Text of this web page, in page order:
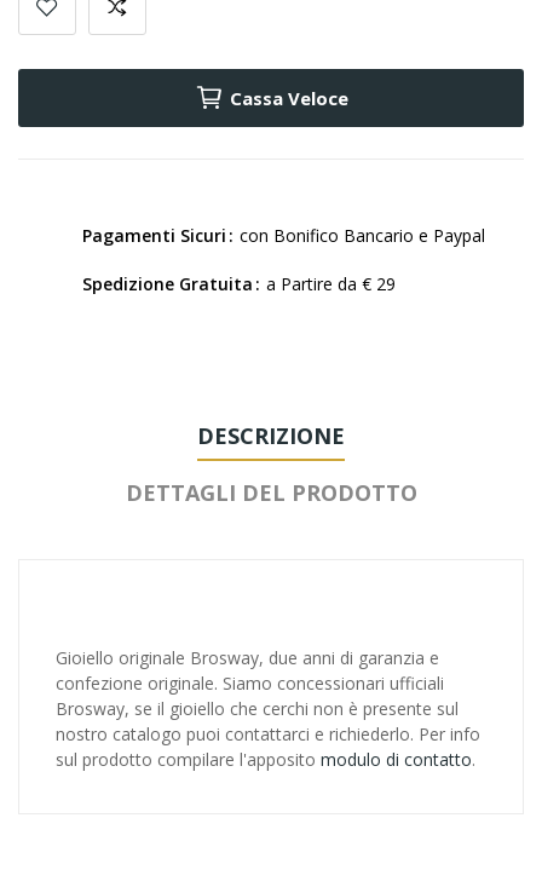
Cassa Veloce
Pagamenti Sicuri con Bonifico Bancario e Paypal
Spedizione Gratuita a Partire da € 29
DESCRIZIONE
DETTAGLI DEL PRODOTTO
Gioiello originale Brosway, due anni di garanzia e
confezione originale. Siamo concessionari ufficiali
Brosway, se il gioiello che cerchi non è presente sul
nostro catalogo puoi contattarci e richiederlo. Per info
sul prodotto compilare l'apposito modulo di contatto.